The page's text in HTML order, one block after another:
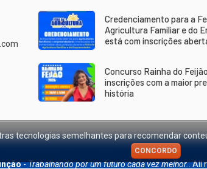
Credenciamento para a
Agricultura Familiar e do
está com inscrições
Concurso Rainha do
inscrições com a maior
história
-Trabalhando por um futuro cada vez melhor.. All
tecnologias semelhantes para recomendar
CONCORDO